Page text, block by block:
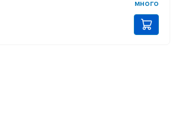
много